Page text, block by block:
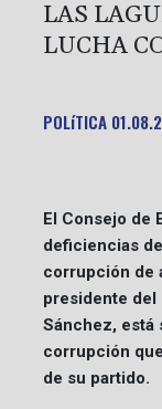
LAS
LUCHA
POLíTICA
El Consejo de
deficiencias
corrupción de
presidente del
Sánchez, está
corrupción
de su partido.